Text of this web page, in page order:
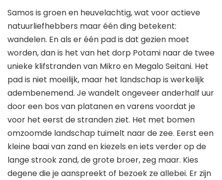
Samos is groen en heuvelachtig, wat voor actieve
natuurliefhebbers maar één ding betekent:
wandelen. En als er één pad is dat gezien moet
worden, dan is het van het dorp Potami naar de twee
unieke klifstranden van Mikro en Megalo Seitani. Het
pad is niet moeilijk, maar het landschap is werkelijk
adembenemend. Je wandelt ongeveer anderhalf uur
door een bos van platanen en varens voordat je
voor het eerst de stranden ziet. Het met bomen
omzoomde landschap tuimelt naar de zee. Eerst een
kleine baai van zand en kiezels en iets verder op de
lange strook zand, de grote broer, zeg maar. Kies
degene die je aanspreekt of bezoek ze allebei. Er zijn